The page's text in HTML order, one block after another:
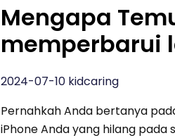
Mengapa
memperbarui
2024-07-10 kidcaring
Pernahkah Anda bertanya
iPhone Anda yang hilang